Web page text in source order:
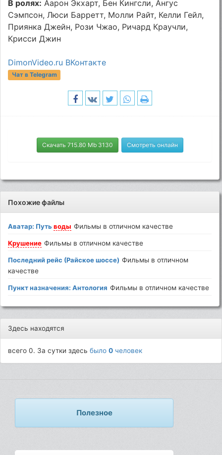
В ролях: Аарон Экхарт, Бен Кингсли, Ангус
Сэмпсон, Люси Барретт, Молли Райт, Келли Гейл,
Приянка Джейн, Рози Чжао, Ричард Краучли,
Крисси Джин
DimonVideo.ru ВКонтакте
Чат в Telegram
Скачать 715.80 Mb 3130 Смотреть онлайн
Похожие файлы
Аватар: Путьводы Фильмы в отличном качестве
Крушение Фильмы в отличном качестве
Последний рейс (Райское шоссе) Фильмы в отличном
качестве
Пункт назначения: Антология Фильмы в отличном качестве
Здесь находятся
всего 0. За сутки здесьбыло0 человек
Полезное